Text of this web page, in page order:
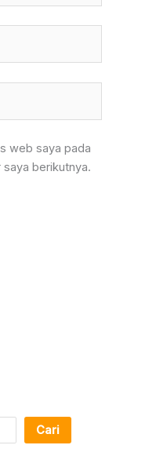
web saya pada
berikutnya.
Cari